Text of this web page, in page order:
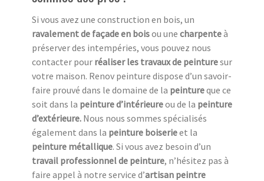
Si vous avez une construction en bois, un
ravalement de façade en boisou une charpenteà
préserver des intempéries, vous pouvez nous
contacter pour réaliser les travaux de peinturesur
votre maison. Renov peinture dispose d’un savoir-
faire prouvé dans le domaine de la peintureque ce
soit dans la peinture d’intérieureou de la peinture
d’extérieure. Nous nous sommes spécialisés
également dans la peinture boiserieet la
peinture métallique. Si vous avez besoin d’un
travail professionnel de peinture, n’hésitez pas à
faire appel à notre service d’artisan peintre